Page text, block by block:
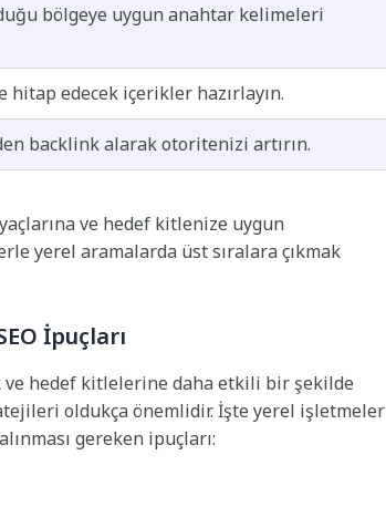
bölgeye uygun anahtar kelimeleri
hitap edecek içerikler hazırlayın.
backlink alarak otoritenizi artırın.
ve hedef kitlenize uygun
yerel aramalarda üst sıralara çıkmak
İpuçları
hedef kitlelerine daha etkili bir şekilde
oldukça önemlidir. İşte yerel işletmeler
gereken ipuçları: